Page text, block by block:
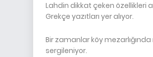
Lahdin dikkat çeken özellikleri
Grekçe yazıtları yer alıyor.
Bir zamanlar köy
sergileniyor.